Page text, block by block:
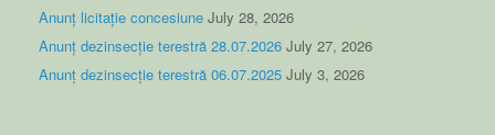
Anunț licitație concesiune July 28, 2026
Anunț dezinsecție terestră 28.07.2026 July 27, 2026
Anunț dezinsecție terestră 06.07.2025 July 3, 2026